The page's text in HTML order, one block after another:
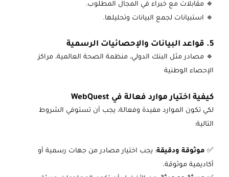
🔹 مقابلات مع خبراء في المجال المطلوب.
🔹 استبيانات لجمع البيانات وتحليلها.
5. قواعد البيانات والإحصائيات الرسمية
🔹 مصادر مثل البنك الدولي، منظمة الصحة العالمية، مراكز
الإحصاء الوطنية
كيفية اختيار موارد فعالة في WebQuest
لكي تكون الموارد مفيدة وفعالة، يجب أن تستوفي الشروط
التالية:
✅ موثوقة ودقيقة: يجب اختيار مصادر من جهات رسمية أو
أكاديمية موثوقة.